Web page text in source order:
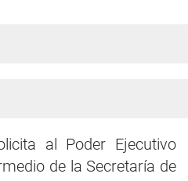
al Poder Ejecutivo
de la Secretaría de